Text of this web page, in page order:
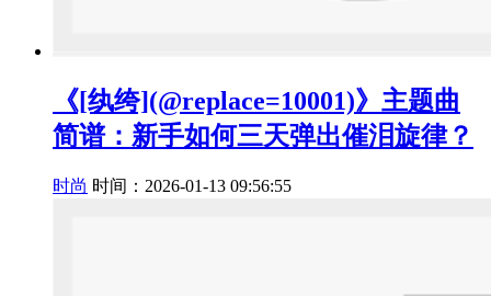
《[纨绔](@replace=10001)》主题曲
简谱：新手如何三天弹出催泪旋律？
时尚 时间：2026-01-13 09:56:55